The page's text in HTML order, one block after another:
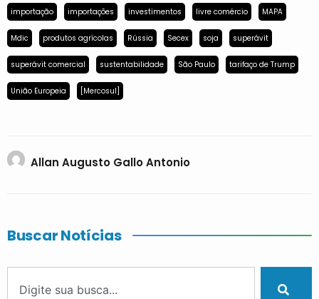
importação importações investimentos livre comércio MAPA
Mdic produtos agrícolas Rússia Secex soja superávit
superávit comercial sustentabilidade São Paulo tarifaço de Trump
União Europeia [Mercosul]
Allan Augusto Gallo Antonio
Buscar Notícias